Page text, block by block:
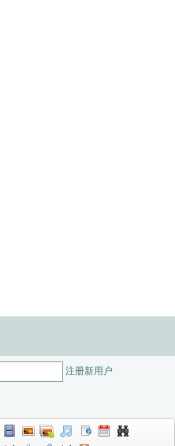
注册新用户